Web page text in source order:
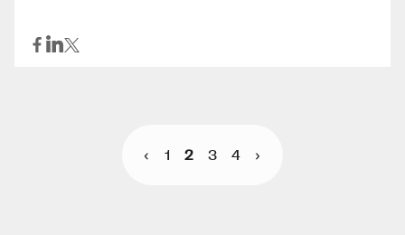
Pagination
‹ 1 2 3 4 ›